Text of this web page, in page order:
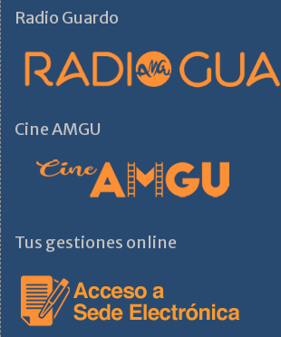
Radio Guardo
Cine AMGU
Tus gestiones online